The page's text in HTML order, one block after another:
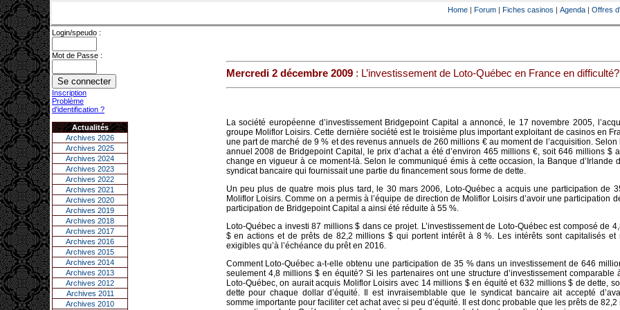
Home | Forum | Fiches casinos | Agenda | Offres
Login/speudo :
Mot de Passe :
Inscription
Problème
d'identification ?
Actualités
Archives 2026
Archives 2025
Archives 2024
Archives 2023
Archives 2022
Archives 2021
Archives 2020
Archives 2019
Archives 2018
Archives 2017
Archives 2016
Archives 2015
Archives 2014
Archives 2013
Archives 2012
Archives 2011
Archives 2010
Mercredi 2 décembre 2009: L’investissement de Loto-Québec en France en difficulté?
La société européenne d’investissement Bridgepoint Capital a annoncé, le 17 novembre 2005,
groupe Moliflor Loisirs. Cette dernière société est le troisième plus important exploitant de casinos en
une part de marché de 9 % et des revenus annuels de 260 millions € au moment de l’acquisition. Selon
annuel 2008 de Bridgepoint Capital, le prix d’achat a été d’environ 465 millions €, soit 646 millions $
change en vigueur à ce moment-là. Selon le communiqué émis à cette occasion, la Banque d’Irlande
syndicat bancaire qui fournissait une partie du financement sous forme de dette.
Un peu plus de quatre mois plus tard, le 30 mars 2006, Loto-Québec a acquis une participation de
Moliflor Loisirs. Comme on a permis à l’équipe de direction de Moliflor Loisirs d’avoir une participation
participation de Bridgepoint Capital a ainsi été réduite à 55 %.
Loto-Québec a investi 87 millions $ dans ce projet. L’investissement de Loto-Québec est composé de
$ en actions et de prêts de 82,2 millions $ qui portent intérêt à 8 %. Les intérêts sont capitalisés et
exigibles qu’à l’échéance du prêt en 2016.
Comment Loto-Québec a-t-elle obtenu une participation de 35 % dans un investissement de 646
seulement 4,8 millions $ en équité? Si les partenaires ont une structure d’investissement comparable
Loto-Québec, on aurait acquis Moliflor Loisirs avec 14 millions $ en équité et 632 millions $ de dette,
dette pour chaque dollar d’équité. Il est invraisemblable que le syndicat bancaire ait accepté
somme importante pour faciliter cet achat avec si peu d’équité. Il est donc probable que les prêts de